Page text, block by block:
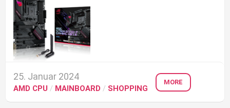
25. Januar 2024
AMD CPU / MAINBOARD / SHOPPING
MORE